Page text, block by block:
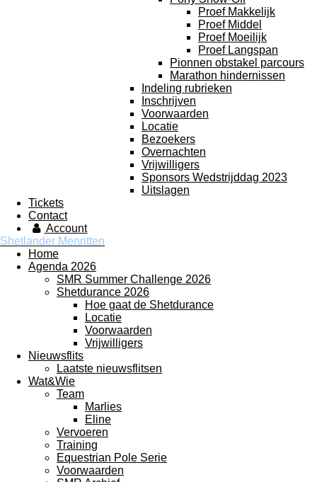
Proef Makkelijk
Proef Middel
Proef Moeilijk
Proef Langspan
Pionnen obstakel parcours
Marathon hindernissen
Indeling rubrieken
Inschrijven
Voorwaarden
Locatie
Bezoekers
Overnachten
Vrijwilligers
Sponsors Wedstrijddag 2023
Uitslagen
Tickets
Contact
Account
Shetlander Menritten
Home
Agenda 2026
SMR Summer Challenge 2026
Shetdurance 2026
Hoe gaat de Shetdurance
Locatie
Voorwaarden
Vrijwilligers
Nieuwsflits
Laatste nieuwsflitsen
Wat&Wie
Team
Marlies
Eline
Vervoeren
Training
Equestrian Pole Serie
Voorwaarden